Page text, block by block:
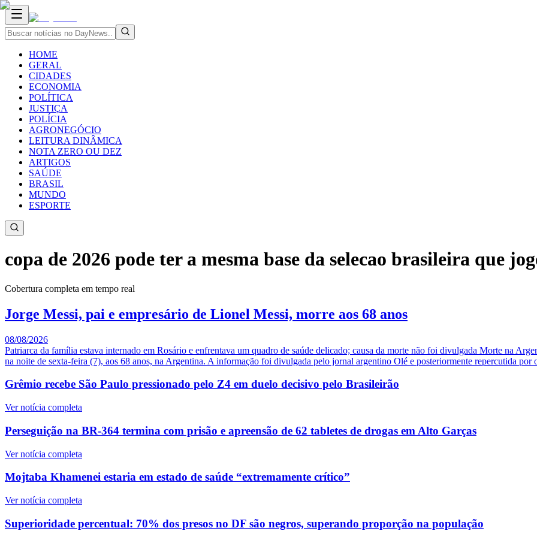
HOME
GERAL
CIDADES
ECONOMIA
POLÍTICA
JUSTIÇA
POLÍCIA
AGRONEGÓCIO
LEITURA DINÂMICA
NOTA ZERO OU DEZ
ARTIGOS
SAÚDE
BRASIL
MUNDO
ESPORTE
copa de 2026 pode ter a mesma base da selecao brasileira que
Cobertura completa em tempo real
Jorge Messi, pai e empresário de Lionel Messi, morre aos 68 anos
08/08/2026
Patriarca da família estava internado em Rosário e enfrentava um quadro de saúde delicado; causa da morte não foi divulgada Morte na
na noite de sexta-feira (7), aos 68 anos, na Argentina. A informação foi divulgada pelo jornal argentino Olé e posteriormente repercutida por
Grêmio recebe São Paulo pressionado pelo Z4 em duelo decisivo pelo Brasileirão
Ver notícia completa
Perseguição na BR-364 termina com prisão e apreensão de 62 tabletes de drogas em Alto Garças
Ver notícia completa
Mojtaba Khamenei estaria em estado de saúde “extremamente crítico”
Ver notícia completa
Superioridade percentual: 70% dos presos no DF são negros, superando proporção na população